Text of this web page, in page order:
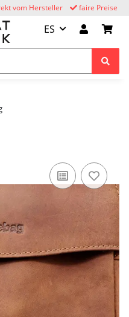
faire Preise
vom Hersteller
ES